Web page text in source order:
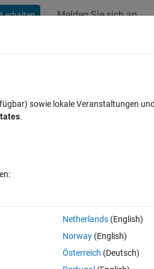
erhalten Melden Sie sich an
0
plot but the only Z axis is different in
sowie lokale Veranstaltungen
.
Netherlands(English)
Norway(English)
Österreich (Deutsch)